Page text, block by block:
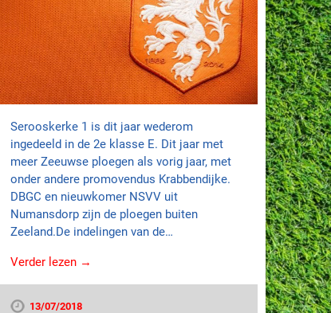
Serooskerke 1 is dit jaar wederom
ingedeeld in de 2e klasse E. Dit jaar met
meer Zeeuwse ploegen als vorig jaar, met
onder andere promovendus Krabbendijke.
DBGC en nieuwkomer NSVV uit
Numansdorp zijn de ploegen buiten
Zeeland.De indelingen van de…
Verder lezen →
13/07/2018